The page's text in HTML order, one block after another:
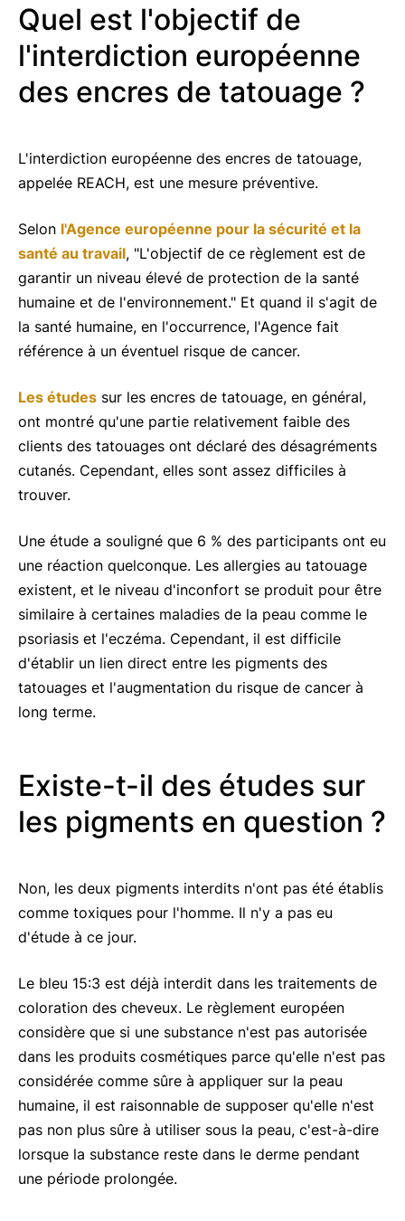
Quel est l'objectif de
l'interdiction européenne
des encres de tatouage ?
L'interdiction européenne des encres de tatouage,
appelée REACH, est une mesure préventive.
Selon l'Agence européenne pour la sécurité et la
santé au travail, "L'objectif de ce règlement est de
garantir un niveau élevé de protection de la santé
humaine et de l'environnement." Et quand il s'agit de
la santé humaine, en l'occurrence, l'Agence fait
référence à un éventuel risque de cancer.
Les études sur les encres de tatouage, en général,
ont montré qu'une partie relativement faible des
clients des tatouages ont déclaré des désagréments
cutanés. Cependant, elles sont assez difficiles à
trouver.
Une étude a souligné que 6 % des participants ont eu
une réaction quelconque. Les allergies au tatouage
existent, et le niveau d'inconfort se produit pour être
similaire à certaines maladies de la peau comme le
psoriasis et l'eczéma. Cependant, il est difficile
d'établir un lien direct entre les pigments des
tatouages et l'augmentation du risque de cancer à
long terme.
Existe-t-il des études sur
les pigments en question ?
Non, les deux pigments interdits n'ont pas été établis
comme toxiques pour l'homme. Il n'y a pas eu
d'étude à ce jour.
Le bleu 15:3 est déjà interdit dans les traitements de
coloration des cheveux. Le règlement européen
considère que si une substance n'est pas autorisée
dans les produits cosmétiques parce qu'elle n'est pas
considérée comme sûre à appliquer sur la peau
humaine, il est raisonnable de supposer qu'elle n'est
pas non plus sûre à utiliser sous la peau, c'est-à-dire
lorsque la substance reste dans le derme pendant
une période prolongée.